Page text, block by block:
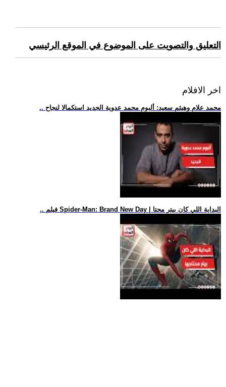
التعليق والتصويت على الموضوع في الموقع الرئيسي
اخر الافلام
.. محمد علام وهيثم سعيد: ألبوم محمد عدوية الجديد استكمالا لنجاح
.. فيلم Spider-Man: Brand New Day | البداية اللي كان بيتر محتا